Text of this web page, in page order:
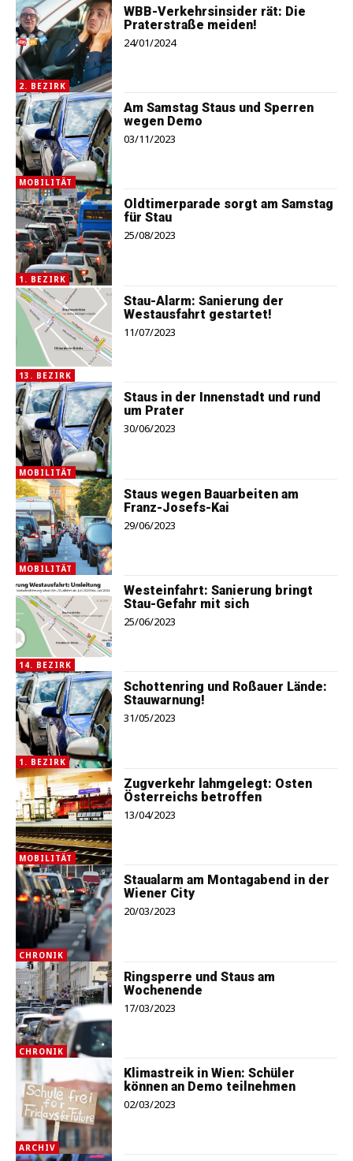
2. BEZIRK
WBB-Verkehrsinsider rät: Die
Praterstraße meiden!
24/01/2024
MOBILITÄT
Am Samstag Staus und Sperren
wegen Demo
03/11/2023
1. BEZIRK
Oldtimerparade sorgt am Samstag
für Stau
25/08/2023
13. BEZIRK
Stau-Alarm: Sanierung der
Westausfahrt gestartet!
11/07/2023
MOBILITÄT
Staus in der Innenstadt und rund
um Prater
30/06/2023
MOBILITÄT
Staus wegen Bauarbeiten am
Franz-Josefs-Kai
29/06/2023
14. BEZIRK
Westeinfahrt: Sanierung bringt
Stau-Gefahr mit sich
25/06/2023
1. BEZIRK
Schottenring und Roßauer Lände:
Stauwarnung!
31/05/2023
MOBILITÄT
Zugverkehr lahmgelegt: Osten
Österreichs betroffen
13/04/2023
CHRONIK
Staualarm am Montagabend in der
Wiener City
20/03/2023
CHRONIK
Ringsperre und Staus am
Wochenende
17/03/2023
ARCHIV
Klimastreik in Wien: Schüler
können an Demo teilnehmen
02/03/2023